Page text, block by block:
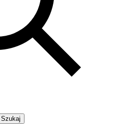
Szukaj